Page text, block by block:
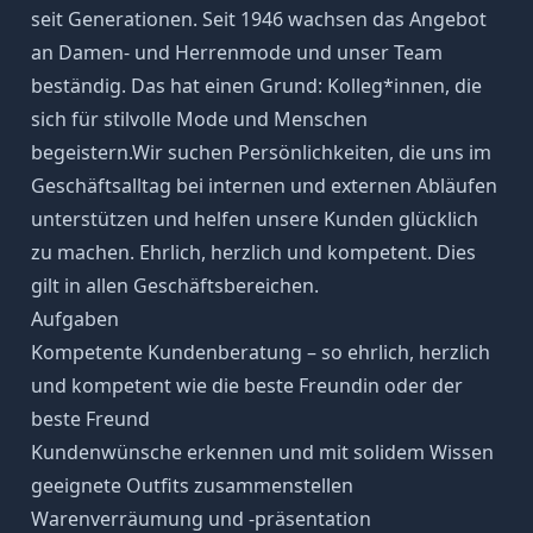
seit Generationen. Seit 1946 wachsen das Angebot
an Damen- und Herrenmode und unser Team
beständig. Das hat einen Grund: Kolleg*innen, die
sich für stilvolle Mode und Menschen
begeistern.Wir suchen Persönlichkeiten, die uns im
Geschäftsalltag bei internen und externen Abläufen
unterstützen und helfen unsere Kunden glücklich
zu machen. Ehrlich, herzlich und kompetent. Dies
gilt in allen Geschäftsbereichen.
Aufgaben
Kompetente Kundenberatung – so ehrlich, herzlich
und kompetent wie die beste Freundin oder der
beste Freund
Kundenwünsche erkennen und mit solidem Wissen
geeignete Outfits zusammenstellen
Warenverräumung und -präsentation